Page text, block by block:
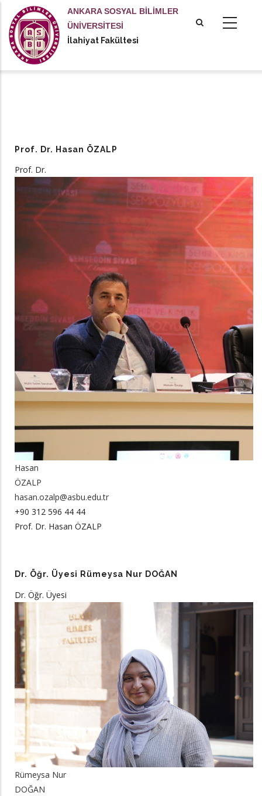
içeriğe
atla
ANKARA SOSYAL BİLİMLER
ÜNİVERSİTESİ
İlahiyat Fakültesi
Prof. Dr. Hasan ÖZALP
Prof. Dr.
Hasan
ÖZALP
hasan.ozalp@asbu.edu.tr
+90 312 596 44 44
Prof. Dr. Hasan ÖZALP
Dr. Öğr. Üyesi Rümeysa Nur DOĞAN
Dr. Öğr. Üyesi
Rümeysa Nur
DOĞAN